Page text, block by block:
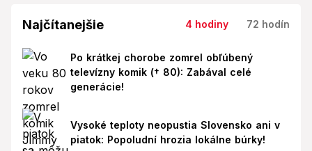
Najčítanejšie 4 hodiny 72 hodín
Po krátkej chorobe zomrel obľúbený
televízny komik († 80): Zabával celé
generácie!
Vysoké teploty neopustia Slovensko ani v
piatok: Popoludní hrozia lokálne búrky!